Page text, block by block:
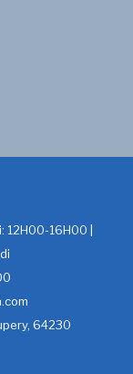
16H00 |
64230